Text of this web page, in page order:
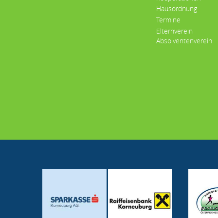
Hausordnung
Termine
Elternverein
Absolventenverein